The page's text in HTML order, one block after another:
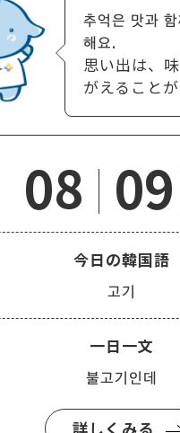
추억은 맛과
해요.
思い出は、
がえることが
08 09
今日の韓国語
고기
一日一文
불고기인데
詳しくみる